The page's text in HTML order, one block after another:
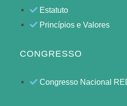
Estatuto
Princípios e Valores
CONGRESSO
Congresso Nacional